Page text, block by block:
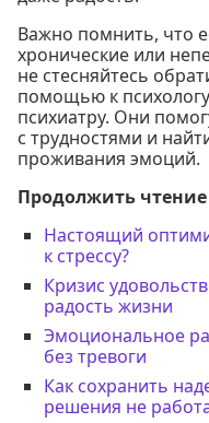
Важно помнить, что
хронические или
не стесняйтесь
помощью к
психиатру. Они
с трудностями и
проживания эмоций.
Продолжить чтение
Настоящий
к стрессу?
Кризис
радость жизни
Эмоциональное
без тревоги
Как сохранить
решения не